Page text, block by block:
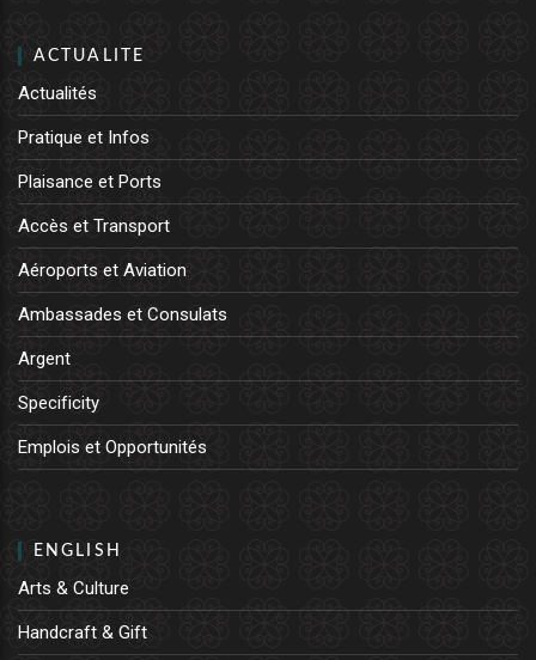
ACTUALITE
Actualités
Pratique et Infos
Plaisance et Ports
Accès et Transport
Aéroports et Aviation
Ambassades et Consulats
Argent
Specificity
Emplois et Opportunités
ENGLISH
Arts & Culture
Handcraft & Gift